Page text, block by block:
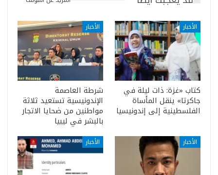
الأخبار
كتاب «غزة: ذات ليلة في
جاكرتا» ينقل المأساة
الفلسطينية إلى إندونيسيا
الأخبار
شرطة العاصمة
الإندونيسية تستعيد ثلاثة
مواطنين من ضحايا الاتجار
بالبشر في ليبيا
الأخبار الأخبار